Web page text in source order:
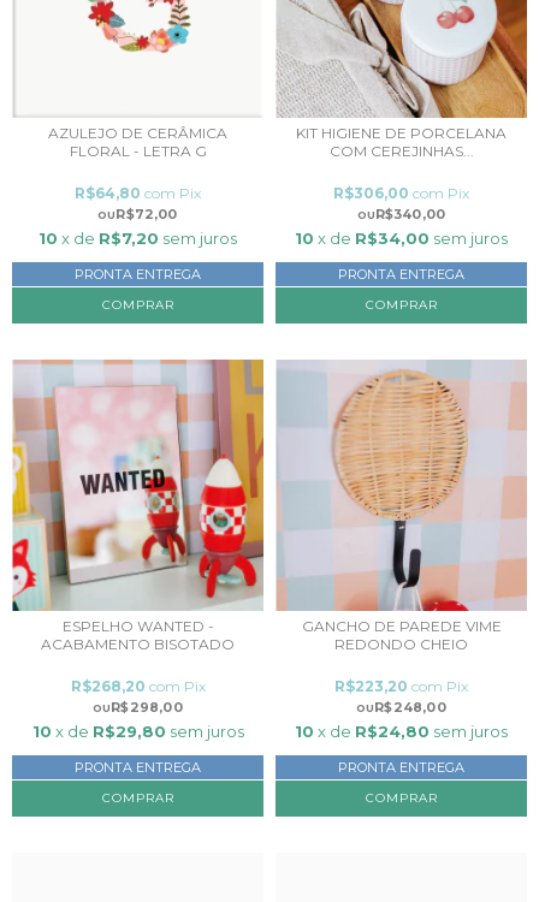
AZULEJO DE CERÂMICA
FLORAL - LETRA G
R$72,00
R$64,80 com Pix
10 x de R$7,20 sem juros
PRONTA ENTREGA
KIT HIGIENE DE PORCELANA
COM CEREJINHAS...
R$340,00
R$306,00 com Pix
10 x de R$34,00 sem juros
PRONTA ENTREGA
ESPELHO WANTED -
ACABAMENTO BISOTADO
R$298,00
R$268,20 com Pix
10 x de R$29,80 sem juros
PRONTA ENTREGA
GANCHO DE PAREDE VIME
REDONDO CHEIO
R$248,00
R$223,20 com Pix
10 x de R$24,80 sem juros
PRONTA ENTREGA